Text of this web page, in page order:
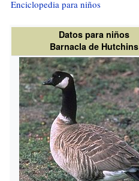
Enciclopedia para niños
Datos para niños
Barnacla de Hutchins